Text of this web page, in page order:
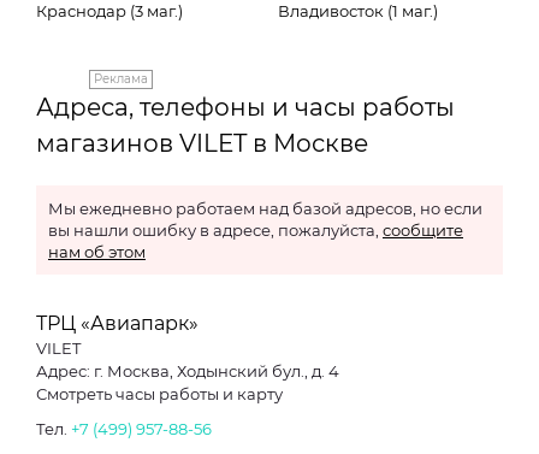
Краснодар (3 маг.)
Владивосток (1 маг.)
Реклама
Адреса, телефоны и часы работы
магазинов VILET в Москве
Мы ежедневно работаем над базой адресов, но если
вы нашли ошибку в адресе, пожалуйста, сообщите
нам об этом
ТРЦ «Авиапарк»
VILET
Адрес: г. Москва, Ходынский бул., д. 4
Смотреть часы работы и карту
Тел. +7 (499) 957-88-56